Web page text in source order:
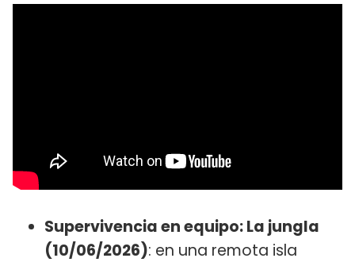
Supervivencia en equipo: La jungla
(10/06/2026): en una remota isla